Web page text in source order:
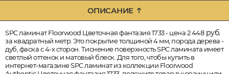
ОПИСАНИЕ
SPC ламинат Floorwood Цветочная фантазия 1733 - цена 2 448руб.
за квадратный метр. Это покрытие толщиной 4 мм, порода дерева -
дуб, фаска с 4-х сторон. Тиснение поверхность SPC ламината имеет
светлый оттенок и матовый блеск. Для того, чтобы купить в
интернет-магазине SPC ламинат из коллекции Floorwood